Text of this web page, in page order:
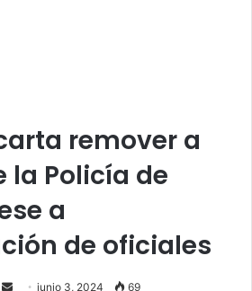
remover a
la Policía de
a
de oficiales
Sendjunio 3, 2024 69